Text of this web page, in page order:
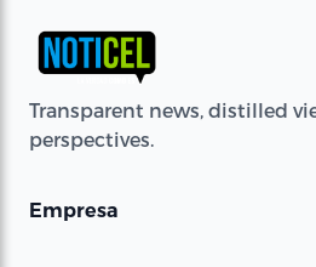
Transparent news, distilled
perspectives.
Empresa